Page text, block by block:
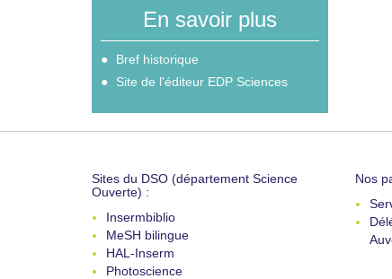
En savoir plus
Bref historique
Site de l'éditeur EDP Sciences
Sites du DSO (département Science
Ouverte) :
Insermbiblio
MeSH bilingue
HAL-Inserm
Photoscience
Nos